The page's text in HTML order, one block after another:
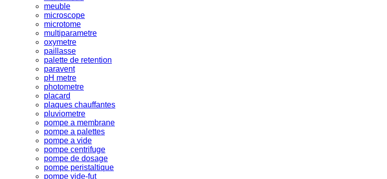
meuble
microscope
microtome
multiparametre
oxymetre
paillasse
palette de retention
paravent
pH metre
photometre
placard
plaques chauffantes
pluviometre
pompe a membrane
pompe a palettes
pompe a vide
pompe centrifuge
pompe de dosage
pompe peristaltique
pompe vide-fut